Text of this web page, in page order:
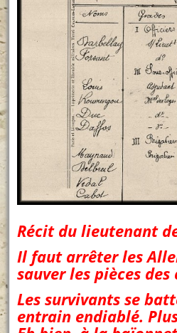
Récit du lieutenant
Il faut arrêter les
sauver les pièces des
Les survivants se
entrain endiablé.